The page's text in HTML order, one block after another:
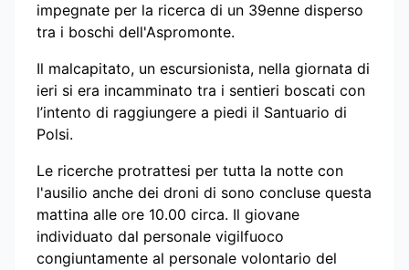
impegnate per la ricerca di un 39enne disperso
tra i boschi dell'Aspromonte.
Il malcapitato, un escursionista, nella giornata di
ieri si era incamminato tra i sentieri boscati con
l’intento di raggiungere a piedi il Santuario di
Polsi.
Le ricerche protrattesi per tutta la notte con
l'ausilio anche dei droni di sono concluse questa
mattina alle ore 10.00 circa. Il giovane
individuato dal personale vigilfuoco
congiuntamente al personale volontario del